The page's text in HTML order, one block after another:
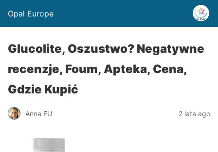
Opal Europe
Glucolite, Oszustwo? Negatywne
recenzje, Foum, Apteka, Cena,
Gdzie Kupić
Anna EU 2 lata ago